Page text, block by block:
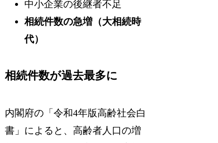
中小企業の後継者不足
相続件数の急増（大相続時
代）
相続件数が過去最多に
内閣府の「令和4年版高齢社会白
書」によると、高齢者人口の増